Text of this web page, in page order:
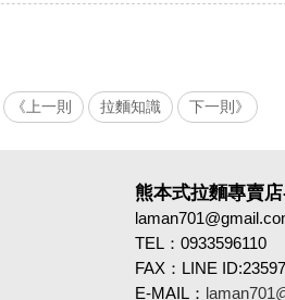
《上一則 拉麵知識 下一則》
熊本式拉麵專賣
TEL：0933596110
FAX：LINE
E-MAIL：